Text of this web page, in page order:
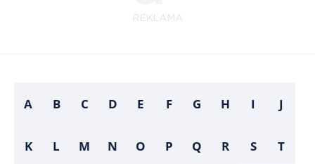
A B C D E F G H I J
K L M N O P Q R S T